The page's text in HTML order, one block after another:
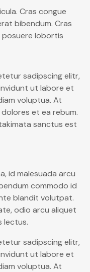
Cras congue
bibendum. Cras
lobortis
sadipscing elitr,
ut labore et
voluptua. At
et ea rebum.
sanctus est
id malesuada arcu
commodo id
blandit volutpat.
odio arcu aliquet
lectus.
sadipscing elitr,
ut labore et
voluptua. At